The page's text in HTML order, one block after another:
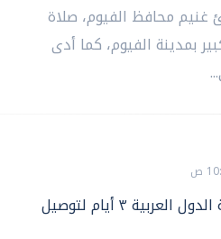
غنيم محافظ الفيوم، صلاة
بمدينة الفيوم، كما أدى
غلق جزئي لشارع جامعة الدول العربية ٣ أيام لتوصيل